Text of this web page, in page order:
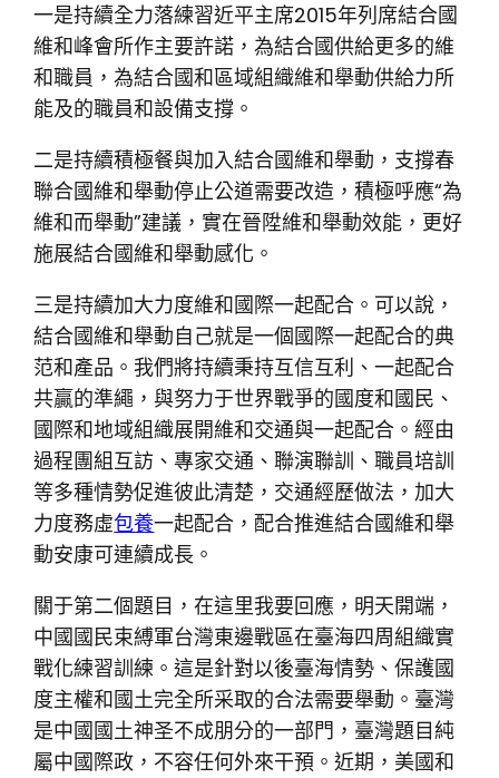
一是持續全力落練習近平主席2015年列席結合國
維和峰會所作主要許諾，為結合國供給更多的維
和職員，為結合國和區域組織維和舉動供給力所
能及的職員和設備支撐。
二是持續積極餐與加入結合國維和舉動，支撐春
聯合國維和舉動停止公道需要改造，積極呼應“為
維和而舉動”建議，實在晉陞維和舉動效能，更好
施展結合國維和舉動感化。
三是持續加大力度維和國際一起配合。可以說，
結合國維和舉動自己就是一個國際一起配合的典
范和產品。我們將持續秉持互信互利、一起配合
共贏的準繩，與努力于世界戰爭的國度和國民、
國際和地域組織展開維和交通與一起配合。經由
過程團組互訪、專家交通、聯演聯訓、職員培訓
等多種情勢促進彼此清楚，交通經歷做法，加大
力度務虛包養一起配合，配合推進結合國維和舉
動安康可連續成長。
關于第二個題目，在這里我要回應，明天開端，
中國國民束縛軍台灣東邊戰區在臺海四周組織實
戰化練習訓練。這是針對以後臺海情勢、保護國
度主權和國土完全所采取的合法需要舉動。臺灣
是中國國土神圣不成朋分的一部門，臺灣題目純
屬中國際政，不容任何外來干預。近期，美國和